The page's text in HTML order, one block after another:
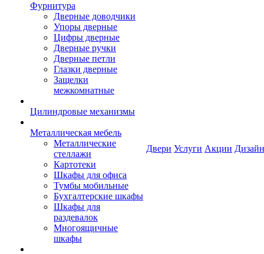
Фурнитура
Дверные доводчики
Упоры дверные
Цифры дверные
Дверные ручки
Дверные петли
Глазки дверные
Защелки
межкомнатные
Цилиндровые механизмы
Металлическая мебель
Металлические
стеллажи
Картотеки
Шкафы для офиса
Тумбы мобильные
Бухгалтерские шкафы
Шкафы для
раздевалок
Многоящичные
шкафы
Двери Услуги Акции